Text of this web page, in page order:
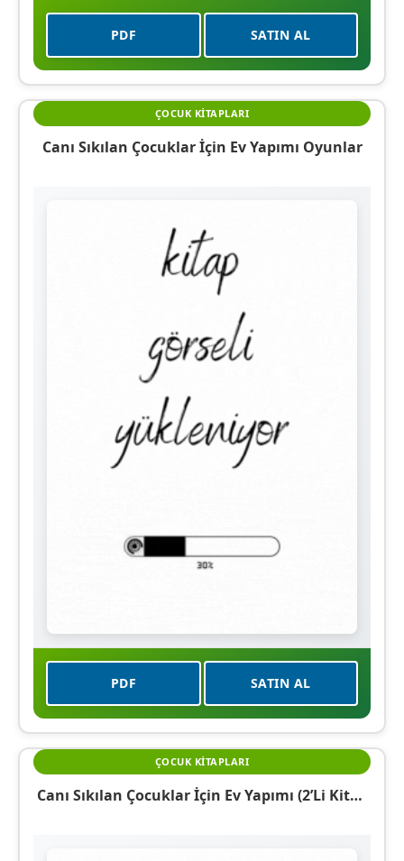
PDF SATIN AL
ÇOCUK KITAPLARI
Canı Sıkılan Çocuklar İçin Ev Yapımı Oyunlar
PDF SATIN AL
ÇOCUK KITAPLARI
Canı Sıkılan Çocuklar İçin Ev Yapımı (2’li Kitap